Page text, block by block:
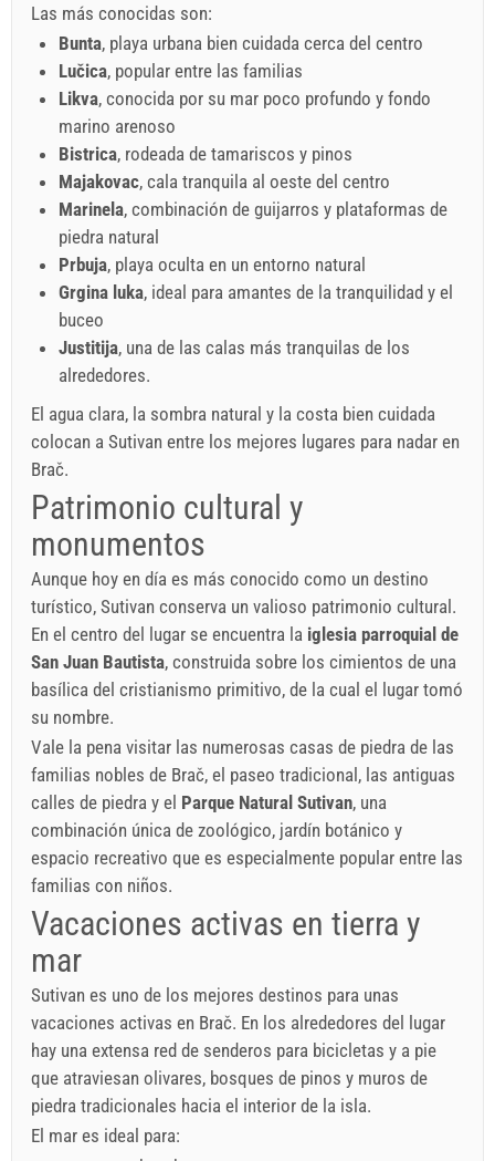
Las más conocidas son:
Bunta, playa urbana bien cuidada cerca del centro
Lučica, popular entre las familias
Likva, conocida por su mar poco profundo y fondo
marino arenoso
Bistrica, rodeada de tamariscos y pinos
Majakovac, cala tranquila al oeste del centro
Marinela, combinación de guijarros y plataformas de
piedra natural
Prbuja, playa oculta en un entorno natural
Grgina luka, ideal para amantes de la tranquilidad y el
buceo
Justitija, una de las calas más tranquilas de los
alrededores.
El agua clara, la sombra natural y la costa bien cuidada
colocan a Sutivan entre los mejores lugares para nadar en
Brač.
Patrimonio cultural y
monumentos
Aunque hoy en día es más conocido como un destino
turístico, Sutivan conserva un valioso patrimonio cultural.
En el centro del lugar se encuentra la iglesia parroquial de
San Juan Bautista, construida sobre los cimientos de una
basílica del cristianismo primitivo, de la cual el lugar tomó
su nombre.
Vale la pena visitar las numerosas casas de piedra de las
familias nobles de Brač, el paseo tradicional, las antiguas
calles de piedra y el Parque Natural Sutivan, una
combinación única de zoológico, jardín botánico y
espacio recreativo que es especialmente popular entre las
familias con niños.
Vacaciones activas en tierra y
mar
Sutivan es uno de los mejores destinos para unas
vacaciones activas en Brač. En los alrededores del lugar
hay una extensa red de senderos para bicicletas y a pie
que atraviesan olivares, bosques de pinos y muros de
piedra tradicionales hacia el interior de la isla.
El mar es ideal para: